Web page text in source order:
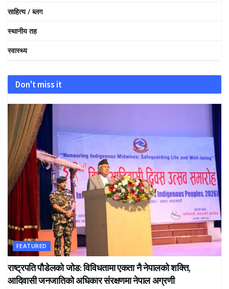
साहित्य / ब्लग
स्थानीय तह
स्वास्थ्य
Don't miss it
FEATURED
राष्ट्रपति पौडेलको जोड: विविधतामा एकता नै नेपालको शक्ति,
आदिवासी जनजातिको अधिकार संरक्षणमा नेपाल अग्रणी